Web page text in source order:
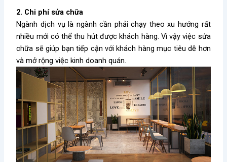
2. Chi phí sửa chữa
Ngành dịch vụ là ngành cần phải chạy theo xu hướng rất
nhiều mới có thể thu hút được khách hàng. Vì vậy việc sửa
chữa sẽ giúp bạn tiếp cận với khách hàng mục tiêu dễ hơn
và mở rộng việc kinh doanh quán.